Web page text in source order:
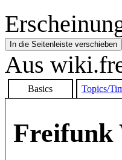
In die Seitenleiste verschieben
Aus
Basics Topics/
Freifunk